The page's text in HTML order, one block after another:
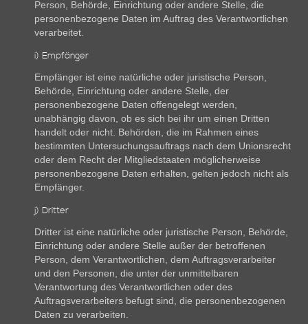
Person, Behörde, Einrichtung oder andere Stelle, die
personenbezogene Daten im Auftrag des Verantwortlichen
verarbeitet.
i) Empfänger
Empfänger ist eine natürliche oder juristische Person,
Behörde, Einrichtung oder andere Stelle, der
personenbezogene Daten offengelegt werden,
unabhängig davon, ob es sich bei ihr um einen Dritten
handelt oder nicht. Behörden, die im Rahmen eines
bestimmten Untersuchungsauftrags nach dem Unionsrecht
oder dem Recht der Mitgliedstaaten möglicherweise
personenbezogene Daten erhalten, gelten jedoch nicht als
Empfänger.
j) Dritter
Dritter ist eine natürliche oder juristische Person, Behörde,
Einrichtung oder andere Stelle außer der betroffenen
Person, dem Verantwortlichen, dem Auftragsverarbeiter
und den Personen, die unter der unmittelbaren
Verantwortung des Verantwortlichen oder des
Auftragsverarbeiters befugt sind, die personenbezogenen
Daten zu verarbeiten.